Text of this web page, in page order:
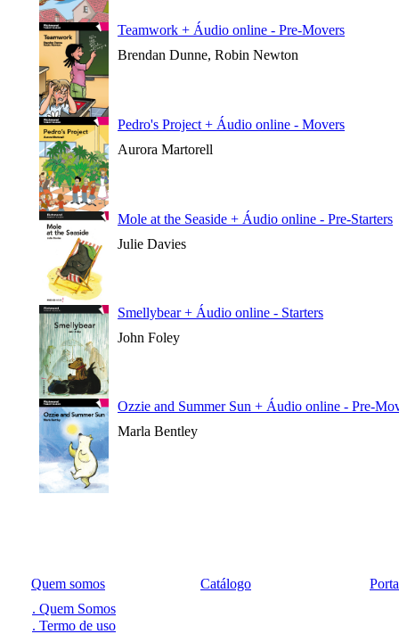
Teamwork + Áudio online - Pre-Movers
Brendan Dunne, Robin Newton
Pedro's Project + Áudio online - Movers
Aurora Martorell
Mole at the Seaside + Áudio online - Pre-Starters
Julie Davies
Smellybear + Áudio online - Starters
John Foley
Ozzie and Summer Sun + Áudio online - Pre-
Marla Bentley
Quem somos
. Quem Somos
. Termo de uso
Catálogo